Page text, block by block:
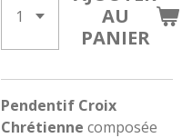
AU
PANIER
Pendentif Croix
Chrétienne composée